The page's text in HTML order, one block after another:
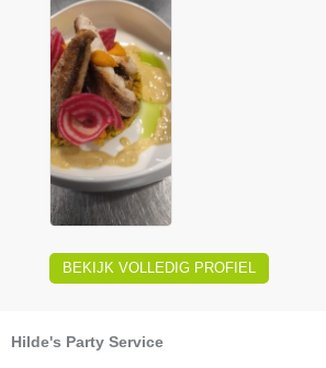
BEKIJK VOLLEDIG PROFIEL
Hilde's Party Service